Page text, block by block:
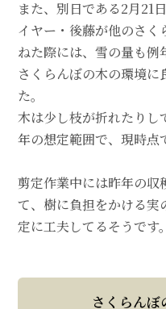
また、別日である2月21
イヤー・後藤が他のさ
ねた際には、雪の量も例
さくらんぼの木の環境
た。
木は少し枝が折れたりし
年の想定範囲で、現時点
剪定作業中には昨年の収
て、樹に負担をかける実
定に工夫してるそうです。
さくらんぼ